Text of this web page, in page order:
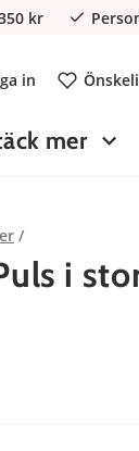
kr
in
mer
i